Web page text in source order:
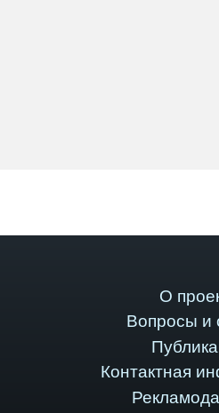
О
Вопросы и
Контактная